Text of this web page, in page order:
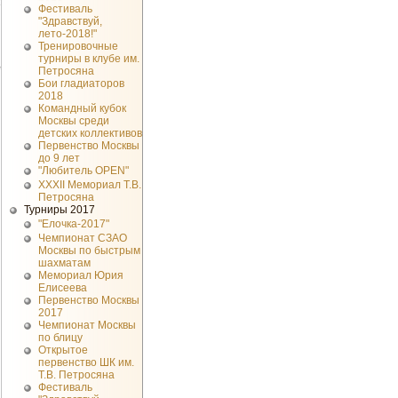
Фестиваль
"Здравствуй,
лето-2018!"
Тренировочные
турниры в клубе им.
Петросяна
Бои гладиаторов
2018
Командный кубок
Москвы среди
детских коллективов
Первенство Москвы
до 9 лет
"Любитель OPEN"
XXXII Мемориал Т.В.
Петросяна
Турниры 2017
"Елочка-2017"
Чемпионат СЗАО
Москвы по быстрым
шахматам
Мемориал Юрия
Елисеева
Первенство Москвы
2017
Чемпионат Москвы
по блицу
Открытое
первенство ШК им.
Т.В. Петросяна
Фестиваль